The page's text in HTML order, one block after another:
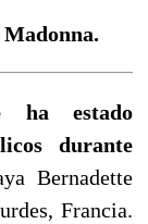
ha estado
durante
Bernadette
Francia.